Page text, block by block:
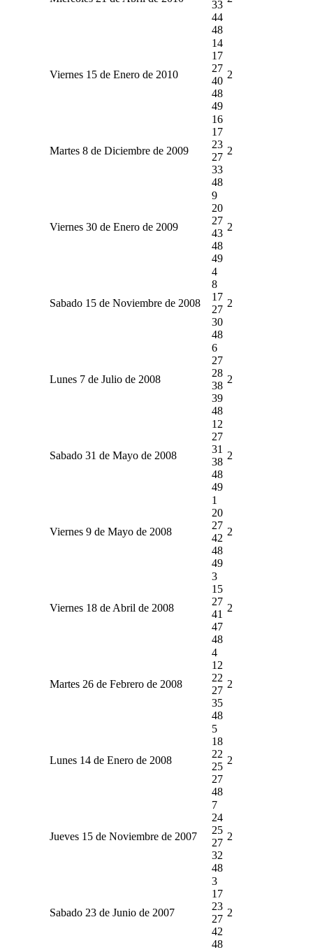
33
44
48
Viernes 15 de Enero de 2010
14
17
27
40
48
49
2
Martes 8 de Diciembre de 2009
16
17
23
27
33
48
2
Viernes 30 de Enero de 2009
9
20
27
43
48
49
2
Sabado 15 de Noviembre de 2008
4
8
17
27
30
48
2
Lunes 7 de Julio de 2008
6
27
28
38
39
48
2
Sabado 31 de Mayo de 2008
12
27
31
38
48
49
2
Viernes 9 de Mayo de 2008
1
20
27
42
48
49
2
Viernes 18 de Abril de 2008
3
15
27
41
47
48
2
Martes 26 de Febrero de 2008
4
12
22
27
35
48
2
Lunes 14 de Enero de 2008
5
18
22
25
27
48
2
Jueves 15 de Noviembre de 2007
7
24
25
27
32
48
2
Sabado 23 de Junio de 2007
3
17
23
27
42
48
2